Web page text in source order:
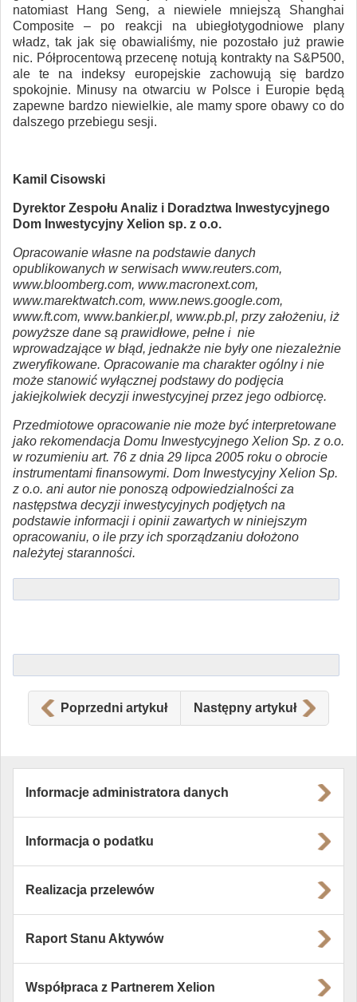
natomiast Hang Seng, a niewiele mniejszą Shanghai
Composite – po reakcji na ubiegłotygodniowe plany
władz, tak jak się obawialiśmy, nie pozostało już prawie
nic. Półprocentową przecenę notują kontrakty na S&P500,
ale te na indeksy europejskie zachowują się bardzo
spokojnie. Minusy na otwarciu w Polsce i Europie będą
zapewne bardzo niewielkie, ale mamy spore obawy co do
dalszego przebiegu sesji.
Kamil Cisowski
Dyrektor Zespołu Analiz i Doradztwa Inwestycyjnego
Dom Inwestycyjny Xelion sp. z o.o.
Opracowanie własne na podstawie danych
opublikowanych w serwisach www.reuters.com,
www.bloomberg.com, www.macronext.com,
www.marektwatch.com, www.news.google.com,
www.ft.com, www.bankier.pl, www.pb.pl, przy założeniu, iż
powyższe dane są prawidłowe, pełne i nie
wprowadzające w błąd, jednakże nie były one niezależnie
zweryfikowane. Opracowanie ma charakter ogólny i nie
może stanowić wyłącznej podstawy do podjęcia
jakiejkolwiek decyzji inwestycyjnej przez jego odbiorcę.
Przedmiotowe opracowanie nie może być interpretowane
jako rekomendacja Domu Inwestycyjnego Xelion Sp. z o.o.
w rozumieniu art. 76 z dnia 29 lipca 2005 roku o obrocie
instrumentami finansowymi. Dom Inwestycyjny Xelion Sp.
z o.o. ani autor nie ponoszą odpowiedzialności za
następstwa decyzji inwestycyjnych podjętych na
podstawie informacji i opinii zawartych w niniejszym
opracowaniu, o ile przy ich sporządzaniu dołożono
należytej staranności.
Poprzedni artykuł Następny artykuł
Informacje administratora danych
Informacja o podatku
Realizacja przelewów
Raport Stanu Aktywów
Współpraca z Partnerem Xelion